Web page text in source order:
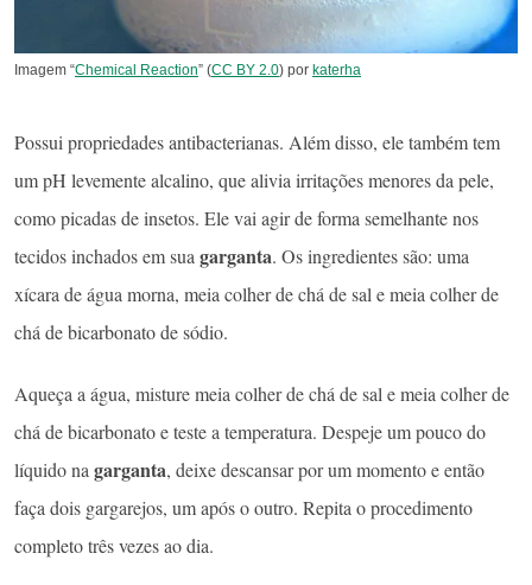
Imagem “Chemical Reaction” (CC BY 2.0) por katerha
Possui propriedades antibacterianas. Além disso, ele também tem
um pH levemente alcalino, que alivia irritações menores da pele,
como picadas de insetos. Ele vai agir de forma semelhante nos
tecidos inchados em suagarganta. Os ingredientes são: uma
xícara de água morna, meia colher de chá de sal e meia colher de
chá de bicarbonato de sódio.
Aqueça a água, misture meia colher de chá de sal e meia colher de
chá de bicarbonato e teste a temperatura. Despeje um pouco do
líquido na garganta, deixe descansar por um momento e então
faça dois gargarejos, um após o outro. Repita o procedimento
completo três vezes ao dia.